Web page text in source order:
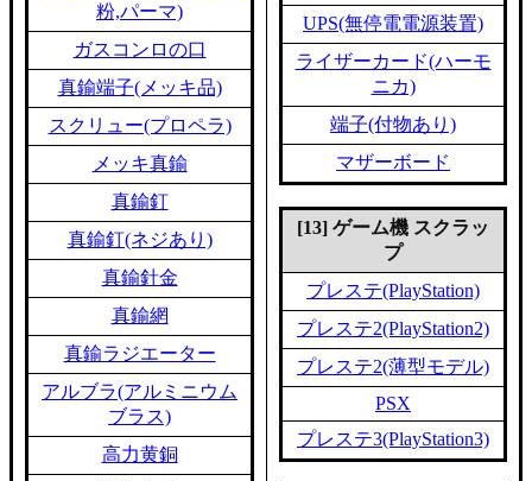
粉,パーマ)
ガスコンロの口
真鍮端子(メッキ品)
スクリュー(プロペラ)
メッキ真鍮
真鍮釘
真鍮釘(ネジあり)
真鍮針金
真鍮網
真鍮ラジエーター
アルブラ(アルミニウム
ブラス)
高力黄銅
UPS(無停電電源装置)
ライザーカード(ハーモ
ニカ)
端子(付物あり)
マザーボード
[13] ゲーム機 スクラッ
プ
プレステ(PlayStation)
プレステ2(PlayStation2)
プレステ2(薄型モデル)
PSX
プレステ3(PlayStation3)